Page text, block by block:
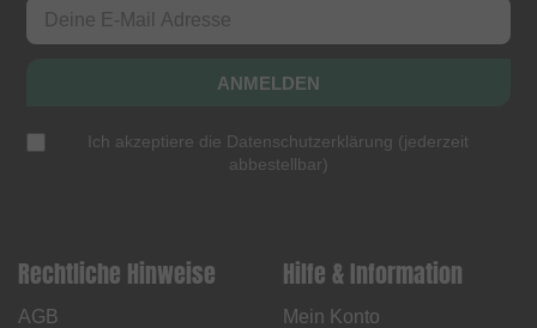
ANMELDEN
Ich akzeptiere die Datenschutzerklärung (jederzeit
abbestellbar)
Rechtliche Hinweise
AGB
Hilfe & Information
Mein Konto